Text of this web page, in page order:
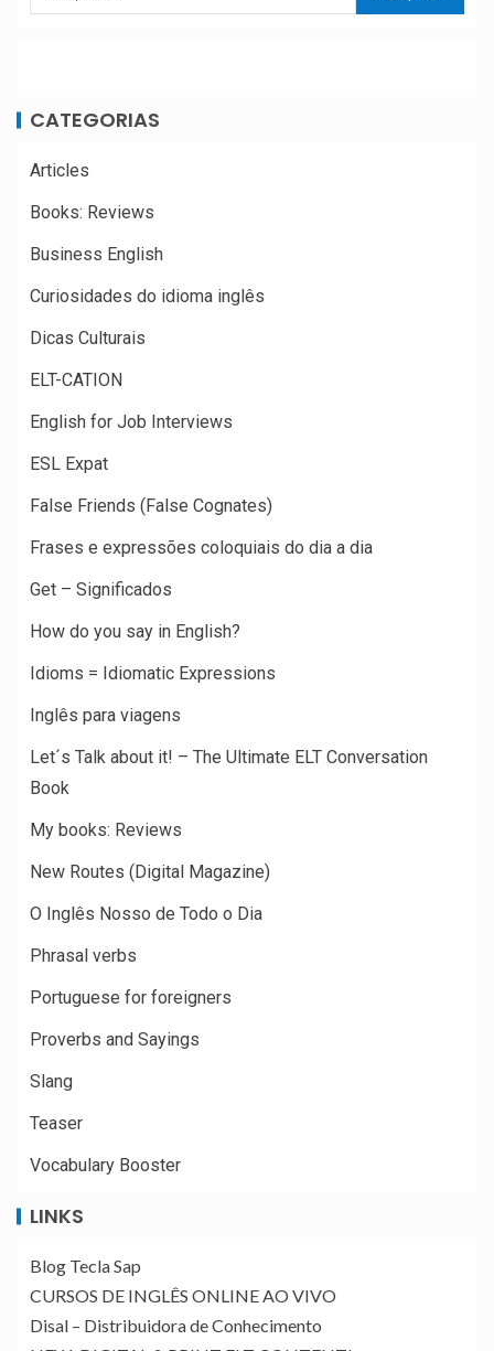
CATEGORIAS
Articles
Books: Reviews
Business English
Curiosidades do idioma inglês
Dicas Culturais
ELT-CATION
English for Job Interviews
ESL Expat
False Friends (False Cognates)
Frases e expressões coloquiais do dia a dia
Get – Significados
How do you say in English?
Idioms = Idiomatic Expressions
Inglês para viagens
Let´s Talk about it! – The Ultimate ELT Conversation
Book
My books: Reviews
New Routes (Digital Magazine)
O Inglês Nosso de Todo o Dia
Phrasal verbs
Portuguese for foreigners
Proverbs and Sayings
Slang
Teaser
Vocabulary Booster
LINKS
Blog Tecla Sap
CURSOS DE INGLÊS ONLINE AO VIVO
Disal – Distribuidora de Conhecimento